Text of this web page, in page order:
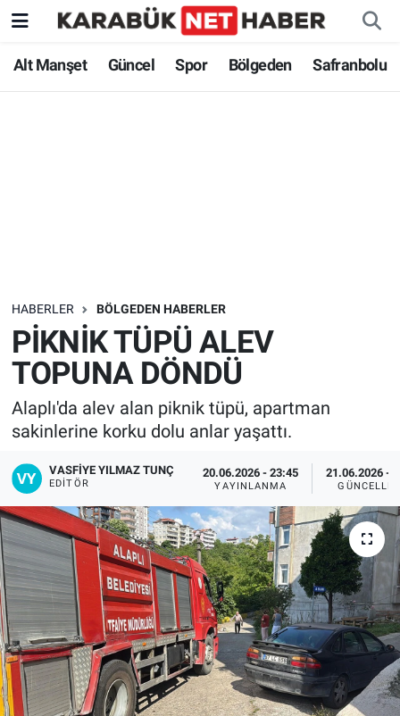
Alt Manşet Güncel Spor Bölgeden Safranbolu
HABERLER BÖLGEDEN HABERLER
PİKNİK TÜPÜ ALEV
TOPUNA DÖNDÜ
Alaplı'da alev alan piknik tüpü, apartman
sakinlerine korku dolu anlar yaşattı.
VASFIYE YILMAZ TUNÇ
EDITÖR
20.06.2026 - 23:45
YAYINLANMA
21.06.2026 -